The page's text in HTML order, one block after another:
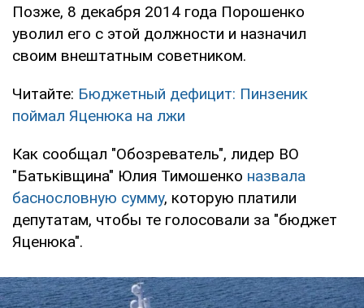
Позже, 8 декабря 2014 года Порошенко
уволил его с этой должности и назначил
своим внештатным советником.
Читайте: Бюджетный дефицит: Пинзеник
поймал Яценюка на лжи
Как сообщал "Обозреватель", лидер ВО
"Батьківщина" Юлия Тимошенко назвала
баснословную сумму, которую платили
депутатам, чтобы те голосовали за "бюджет
Яценюка".